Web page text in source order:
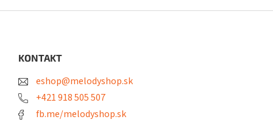
v
KONTAKT
eshop@melodyshop.sk
+421 918 505 507
fb.me/melodyshop.sk